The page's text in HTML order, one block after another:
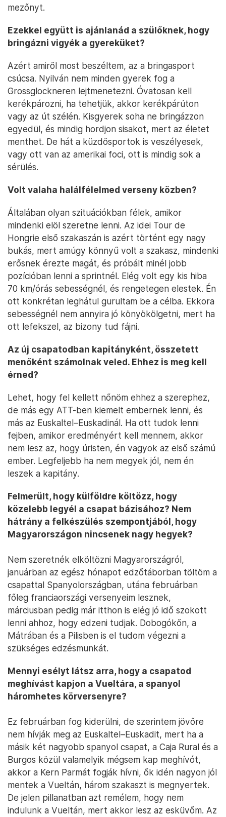
mezőnyt.
Ezekkel együtt is ajánlanád a szülőknek, hogy
bringázni vigyék a gyereküket?
Azért amiről most beszéltem, az a bringasport
csúcsa. Nyilván nem minden gyerek fog a
Grossglockneren lejtmenetezni. Óvatosan kell
kerékpározni, ha tehetjük, akkor kerékpárúton
vagy az út szélén. Kisgyerek soha ne bringázzon
egyedül, és mindig hordjon sisakot, mert az életet
menthet. De hát a küzdősportok is veszélyesek,
vagy ott van az amerikai foci, ott is mindig sok a
sérülés.
Volt valaha halálfélelmed verseny közben?
Általában olyan szituációkban félek, amikor
mindenki elöl szeretne lenni. Az idei Tour de
Hongrie első szakaszán is azért történt egy nagy
bukás, mert amúgy könnyű volt a szakasz, mindenki
erősnek érezte magát, és próbált minél jobb
pozícióban lenni a sprintnél. Elég volt egy kis hiba
70 km/órás sebességnél, és rengetegen elestek. Én
ott konkrétan leghátul gurultam be a célba. Ekkora
sebességnél nem annyira jó könyökölgetni, mert ha
ott lefekszel, az bizony tud fájni.
Az új csapatodban kapitányként, összetett
menőként számolnak veled. Ehhez is meg kell
érned?
Lehet, hogy fel kellett nőnöm ehhez a szerephez,
de más egy ATT-ben kiemelt embernek lenni, és
más az Euskaltel–Euskadinál. Ha ott tudok lenni
fejben, amikor eredményért kell mennem, akkor
nem lesz az, hogy úristen, én vagyok az első számú
ember. Legfeljebb ha nem megyek jól, nem én
leszek a kapitány.
Felmerült, hogy külföldre költözz, hogy
közelebb legyél a csapat bázisához? Nem
hátrány a felkészülés szempontjából, hogy
Magyarországon nincsenek nagy hegyek?
Nem szeretnék elköltözni Magyarországról,
januárban az egész hónapot edzőtáborban töltöm a
csapattal Spanyolországban, utána februárban
főleg franciaországi versenyeim lesznek,
márciusban pedig már itthon is elég jó idő szokott
lenni ahhoz, hogy edzeni tudjak. Dobogókőn, a
Mátrában és a Pilisben is el tudom végezni a
szükséges edzésmunkát.
Mennyi esélyt látsz arra, hogy a csapatod
meghívást kapjon a Vueltára, a spanyol
háromhetes körversenyre?
Ez februárban fog kiderülni, de szerintem jövőre
nem hívják meg az Euskaltel–Euskadit, mert ha a
másik két nagyobb spanyol csapat, a Caja Rural és a
Burgos közül valamelyik mégsem kap meghívót,
akkor a Kern Parmát fogják hívni, ők idén nagyon jól
mentek a Vueltán, három szakaszt is megnyertek.
De jelen pillanatban azt remélem, hogy nem
indulunk a Vueltán, mert akkor lesz az esküvőm. Az